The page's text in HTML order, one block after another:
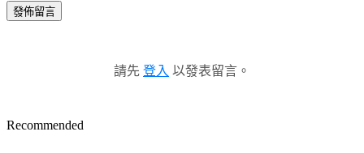
發佈留言
請先 登入 以發表留言。
Recommended